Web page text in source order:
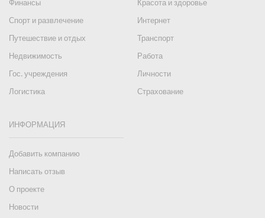
Финансы
Красота и здоровье
Спорт и развлечение
Интернет
Путешествие и отдых
Транспорт
Недвижимость
Работа
Гос. учреждения
Личности
Логистика
Страхование
ИНФОРМАЦИЯ
Добавить компанию
Написать отзыв
О проекте
Новости